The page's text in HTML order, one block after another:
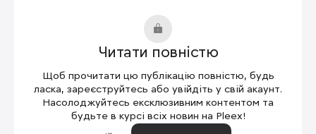
трейлері. Гравці зможуть руйнувати
У майбутньому NetEase обіцяють кожного
сезону додавати у гру нових персонажів та
карти.
Читати повністю
Щоб прочитати цю публікацію повністю, будь
ласка, зареєструйтесь або увійдіть у свій акаунт.
Насолоджуйтесь ексклюзивним контентом та
будьте в курсі всіх новин на Pleex!